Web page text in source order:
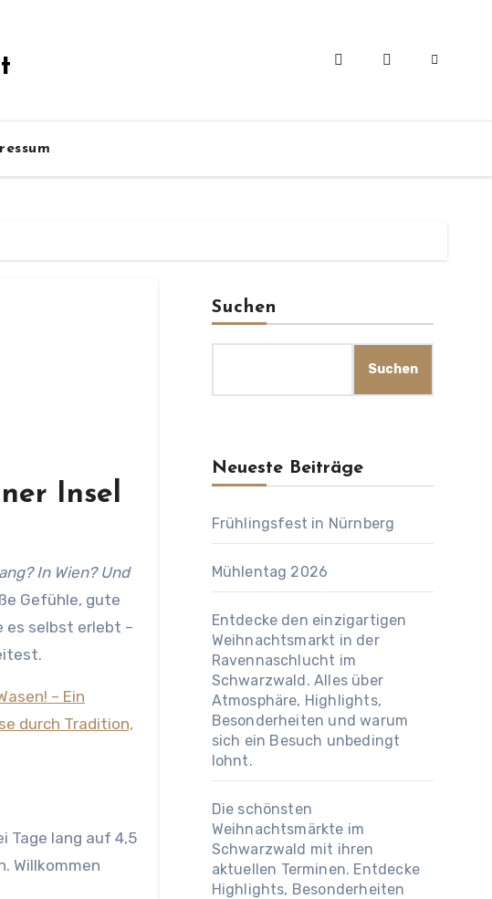
Insel
In Wien? Und
Gefühle, gute
es selbst erlebt –
– Ein
durch Tradition,
Tage lang auf 4,5
Willkommen
Suchen
Suchen
Neueste Beiträge
Frühlingsfest in Nürnberg
Mühlentag 2026
Entdecke den einzigartigen
Weihnachtsmarkt in der
Ravennaschlucht im
Schwarzwald. Alles über
Atmosphäre, Highlights,
Besonderheiten und warum
sich ein Besuch unbedingt
lohnt.
Die schönsten
Weihnachtsmärkte im
Schwarzwald mit ihren
aktuellen Terminen. Entdecke
Highlights, Besonderheiten